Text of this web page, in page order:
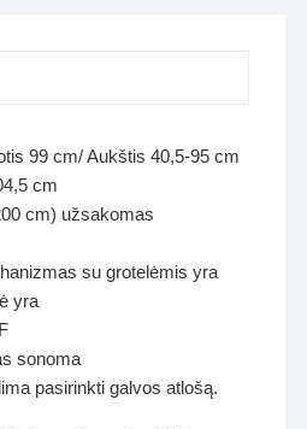
99 cm/ Aukštis 40,5-95 cm
cm
cm) užsakomas
su grotelėmis yra
yra
sonoma
pasirinkti galvos atlošą.